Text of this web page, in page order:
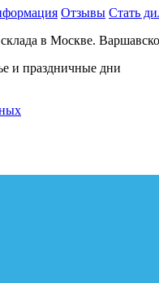
Отзывы Стать
в Москве.
и праздничные дни